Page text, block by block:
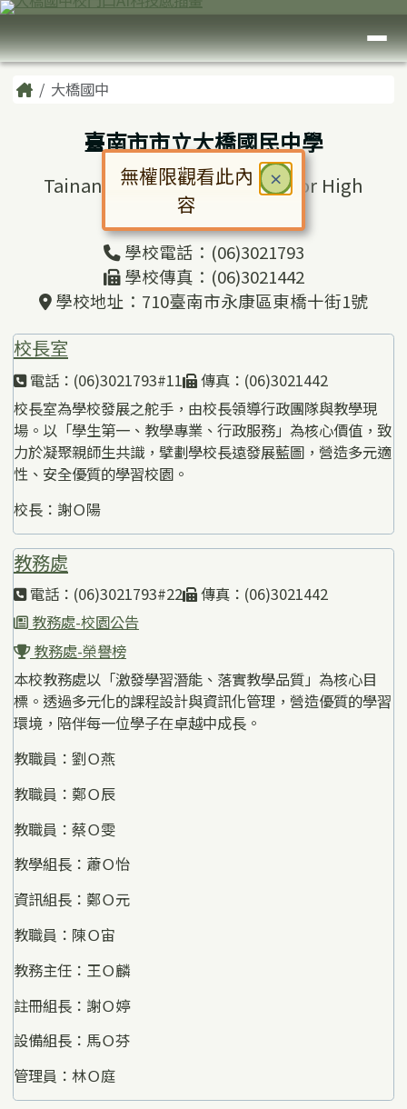
跳至主內容區
臺南市大橋國中
導覽列
主內容區域
Home大橋國中
臺南市市立大橋國民中學
Tainan Municipal Daciao Junior High
School
學校電話：(06)3021793
學校傳真：(06)3021442
學校地址：710臺南市永康區東橋十街1號
校長室
電話：(06)3021793#11
傳真：(06)3021442
校長室為學校發展之舵手，由校長領導行政團隊與教學現
場。以「學生第一、教學專業、行政服務」為核心價值，致
力於凝聚親師生共識，擘劃學校長遠發展藍圖，營造多元適
性、安全優質的學習校園。
校長：謝Ｏ陽
教務處
電話：(06)3021793#22
傳真：(06)3021442
教務處-校園公告
教務處-榮譽榜
本校教務處以「激發學習潛能、落實教學品質」為核心目
標。透過多元化的課程設計與資訊化管理，營造優質的學習
環境，陪伴每一位學子在卓越中成長。
教職員：劉Ｏ燕
教職員：鄭Ｏ辰
教職員：蔡Ｏ雯
教學組長：蕭Ｏ怡
資訊組長：鄭Ｏ元
教職員：陳Ｏ宙
教務主任：王Ｏ麟
註冊組長：謝Ｏ婷
設備組長：馬Ｏ芬
管理員：林Ｏ庭
頁尾區域
× 關閉
無權限觀看此內
容
對話框已開啟。請使用 Tab 鍵在